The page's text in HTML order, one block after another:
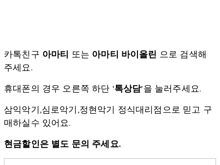
카톡친구 아마티 또는 아마티 바이올린 으로 검색해
주세요.
휴대폰의 경우 오른쪽 하단 '톡상담'을 눌러주세요.
삼익악기,심로악기,정현악기 정식대리점으로 믿고 구
매하실수 있어요.
현금할인은 별도 문의 주세요.